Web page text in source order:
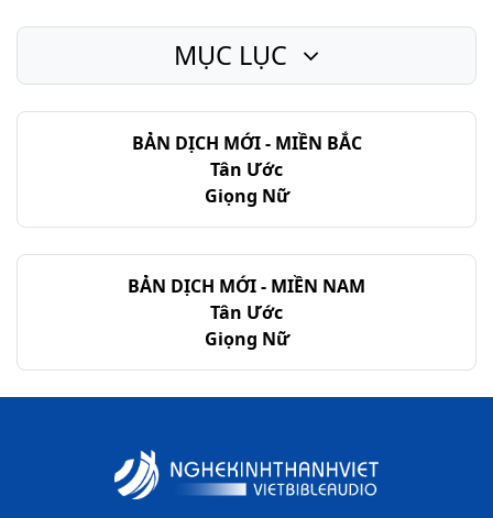
BẢN DỊCH MỚI - MIỀN BẮC
Tân Ước
Giọng Nữ
BẢN DỊCH MỚI - MIỀN NAM
Tân Ước
Giọng Nữ
MỤC LỤC